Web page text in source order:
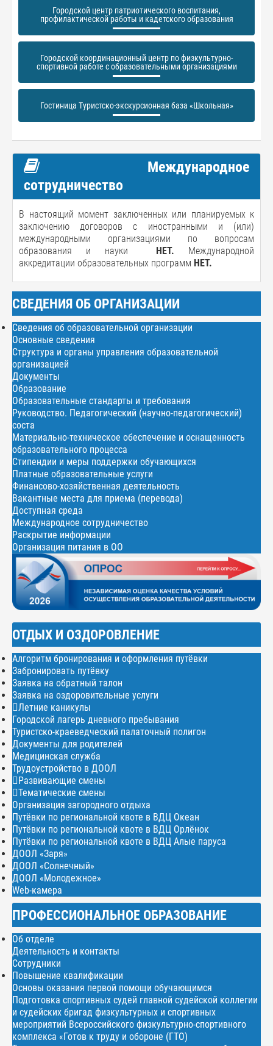
Городской центр патриотического воспитания,
профилактической работы и кадетского образования
Городской координационный центр по физкультурно-
спортивной работе с образовательными организациями
Гостиница Туристско-экскурсионная база «Школьная»
Международное
сотрудничество
В настоящий момент заключенных или планируемых к
заключению договоров с иностранными и (или)
международными организациями по вопросам
образования и науки НЕТ. Международной
аккредитации образовательных программ НЕТ.
СВЕДЕНИЯ ОБ ОРГАНИЗАЦИИ
Сведения об образовательной организации
Основные сведения
Структура и органы управления образовательной
организацией
Документы
Образование
Образовательные стандарты и требования
Руководство. Педагогический (научно-педагогический)
соста
Материально-техническое обеспечение и оснащенность
образовательного процесса
Стипендии и меры поддержки обучающихся
Платные образовательные услуги
Финансово-хозяйственная деятельность
Вакантные места для приема (перевода)
Доступная среда
Международное сотрудничество
Раскрытие информации
Организация питания в ОО
ОТДЫХ И ОЗДОРОВЛЕНИЕ
Алгоритм бронирования и оформления путёвки
Забронировать путёвку
Заявка на обратный талон
Заявка на оздоровительные услуги
Летние каникулы
Городской лагерь дневного пребывания
Туристско-краеведческий палаточный полигон
Документы для родителей
Медицинская служба
Трудоустройство в ДООЛ
Развивающие смены
Тематические смены
Организация загородного отдыха
Путёвки по региональной квоте в ВДЦ Океан
Путёвки по региональной квоте в ВДЦ Орлёнок
Путёвки по региональной квоте в ВДЦ Алые паруса
ДООЛ «Заря»
ДООЛ «Солнечный»
ДООЛ «Молодежное»
Web-камера
ПРОФЕССИОНАЛЬНОЕ ОБРАЗОВАНИЕ
Об отделе
Деятельность и контакты
Сотрудники
Повышение квалификации
Основы оказания первой помощи обучающимся
Подготовка спортивных судей главной судейской коллегии
и судейских бригад физкультурных и спортивных
мероприятий Всероссийского физкультурно-спортивного
комплекса «Готов к труду и обороне (ГТО)